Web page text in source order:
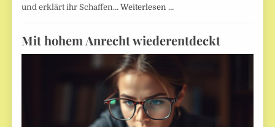
und erklärt ihr Schaffen…Weiterlesen …
Mit hohem Anrecht wiederentdeckt